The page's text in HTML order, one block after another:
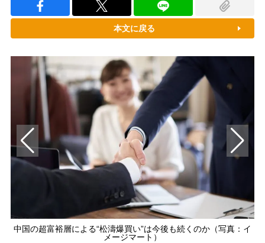
本文に戻る
中国の超富裕層による“松濤爆買い”は今後も続くのか（写真：イ
メージマート）